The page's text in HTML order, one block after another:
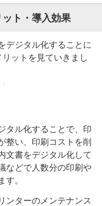
ト・導入効果
デジタル化することに
ットを見ていきまし
タル化することで、印
整い、印刷コストを削
文書をデジタル化して
などで人数分の印刷や
す。
ンターのメンテナンス